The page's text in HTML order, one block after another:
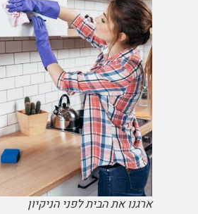
ארגנו את הבית לפני הניקיון